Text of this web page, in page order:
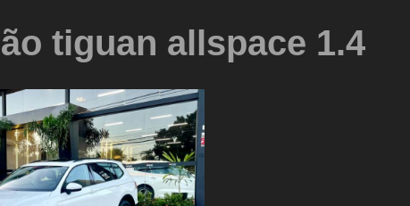
tiguan allspace 1.4